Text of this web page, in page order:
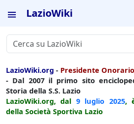
LazioWiki
LazioWiki.org - Presidente
- Dal 2007 il primo sito
Storia della S.S. Lazio
LazioWiki.org, dal 9 luglio 2025,
della Società Sportiva Lazio